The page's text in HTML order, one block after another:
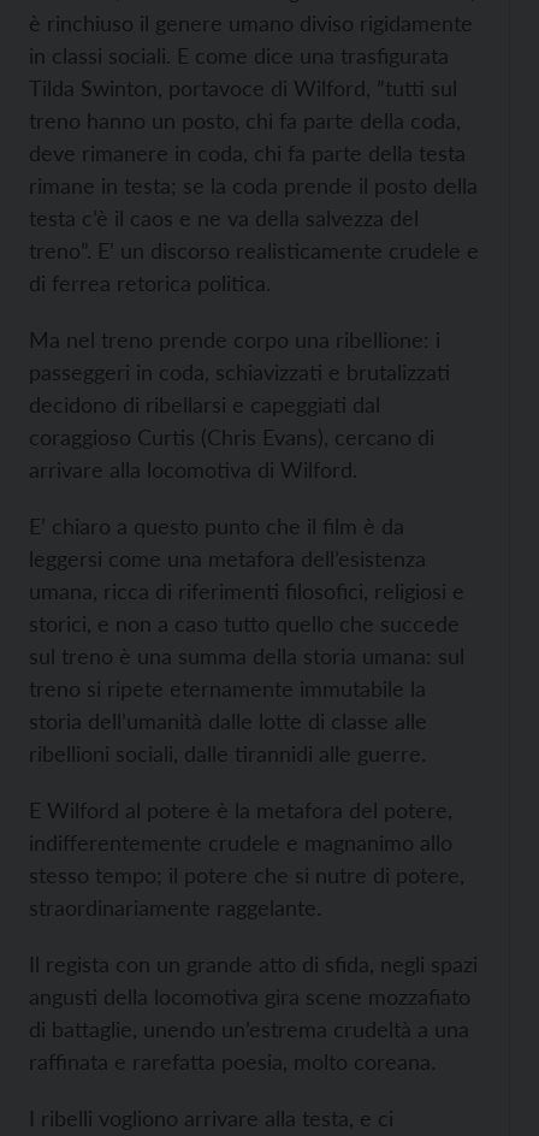
è rinchiuso il genere umano diviso rigidamente
in classi sociali. E come dice una trasfigurata
Tilda Swinton, portavoce di Wilford, ”tutti sul
treno hanno un posto, chi fa parte della coda,
deve rimanere in coda, chi fa parte della testa
rimane in testa; se la coda prende il posto della
testa c’è il caos e ne va della salvezza del
treno”. E’ un discorso realisticamente crudele e
di ferrea retorica politica.
Ma nel treno prende corpo una ribellione: i
passeggeri in coda, schiavizzati e brutalizzati
decidono di ribellarsi e capeggiati dal
coraggioso Curtis (Chris Evans), cercano di
arrivare alla locomotiva di Wilford.
E’ chiaro a questo punto che il film è da
leggersi come una metafora dell’esistenza
umana, ricca di riferimenti filosofici, religiosi e
storici, e non a caso tutto quello che succede
sul treno è una summa della storia umana: sul
treno si ripete eternamente immutabile la
storia dell’umanità dalle lotte di classe alle
ribellioni sociali, dalle tirannidi alle guerre.
E Wilford al potere è la metafora del potere,
indifferentemente crudele e magnanimo allo
stesso tempo; il potere che si nutre di potere,
straordinariamente raggelante.
Il regista con un grande atto di sfida, negli spazi
angusti della locomotiva gira scene mozzafiato
di battaglie, unendo un’estrema crudeltà a una
raffinata e rarefatta poesia, molto coreana.
I ribelli vogliono arrivare alla testa, e ci